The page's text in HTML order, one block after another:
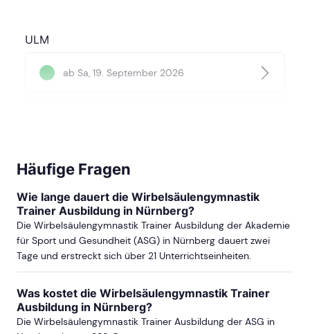
ULM
ab Sa, 19. September 2026
MÜNCHEN
ab Sa, 31. Oktober 2026
ab Sa, 6. Februar 2027
ab Sa, 26. Juni 2027
Häufige Fragen
Wie lange dauert die Wirbelsäulengymnastik
Trainer Ausbildung in Nürnberg?
Die Wirbelsäulengymnastik Trainer Ausbildung der Akademie
für Sport und Gesundheit (ASG) in Nürnberg dauert zwei
Tage und erstreckt sich über 21 Unterrichtseinheiten.
Was kostet die Wirbelsäulengymnastik Trainer
Ausbildung in Nürnberg?
Die Wirbelsäulengymnastik Trainer Ausbildung der ASG in